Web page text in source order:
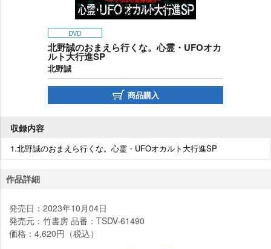
DVD
北野誠のおまえら行くな。心霊・UFOオカ
ルト大行進SP
北野誠
商品購入
収録内容
1.北野誠のおまえら行くな。心霊・UFOオカルト大行進SP
作品詳細
発売日：2023年10月04日
発売元：竹書房 品番：TSDV-61490
価格：4,620円（税込）